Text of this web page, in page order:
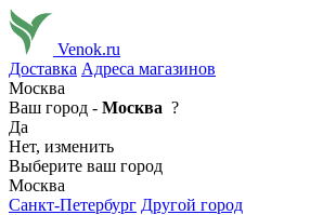
Venok.ru
Доставка Адреса магазинов
Москва
Ваш город - Москва ?
Да
Нет, изменить
Выберите ваш город
Москва
Санкт-Петербург Другой город